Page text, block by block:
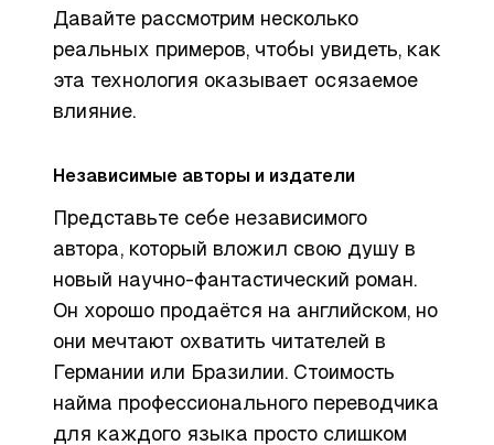
Давайте рассмотрим несколько
реальных примеров, чтобы увидеть, как
эта технология оказывает осязаемое
влияние.
Независимые авторы и издатели
Представьте себе независимого
автора, который вложил свою душу в
новый научно-фантастический роман.
Он хорошо продаётся на английском, но
они мечтают охватить читателей в
Германии или Бразилии. Стоимость
найма профессионального переводчика
для каждого языка просто слишком